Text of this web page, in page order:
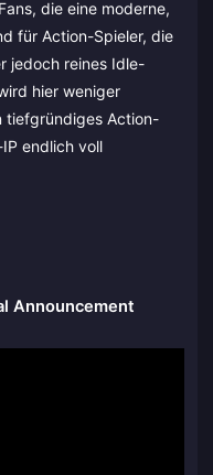
die eine moderne,
für Action-Spieler, die
jedoch reines Idle-
hier weniger
tiefgründiges Action-
endlich voll
Announcement